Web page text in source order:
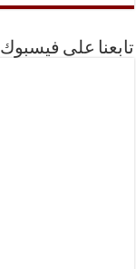
تابعنا على فيسبوك